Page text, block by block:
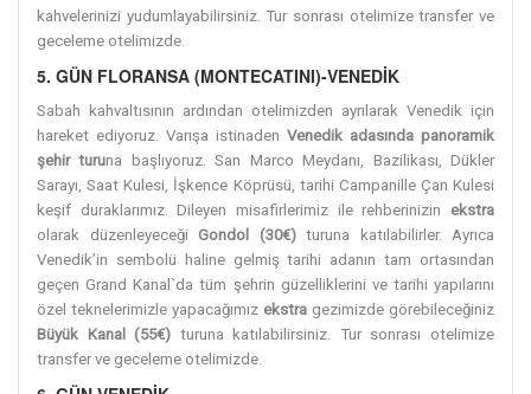
kahvelerinizi yudumlayabilirsiniz. Tur sonrası otelimize transfer ve
geceleme otelimizde.
5. GÜN FLORANSA (MONTECATINI)-VENEDİK
Sabah kahvaltısının ardından otelimizden ayrılarak Venedik için
hareket ediyoruz. Varışa istinaden Venedik adasında panoramik
şehir turuna başlıyoruz. San Marco Meydanı, Bazilikası, Dükler
Sarayı, Saat Kulesi, İşkence Köprüsü, tarihi Campanille Çan Kulesi
keşif duraklarımız. Dileyen misafirlerimiz ile rehberinizin ekstra
olarak düzenleyeceği Gondol (30€) turuna katılabilirler. Ayrıca
Venedik’in sembolü haline gelmiş tarihi adanın tam ortasından
geçen Grand Kanal`da tüm şehrin güzelliklerini ve tarihi yapılarını
özel teknelerimizle yapacağımız ekstra gezimizde görebileceğiniz
Büyük Kanal (55€) turuna katılabilirsiniz. Tur sonrası otelimize
transfer ve geceleme otelimizde.